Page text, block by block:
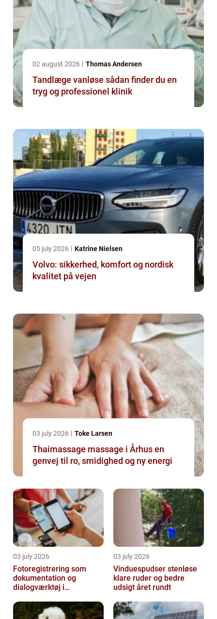
02 august 2026 Thomas Andersen
Tandlæge vanløse sådan finder du en
tryg og professionel klinik
05 july 2026 Katrine Nielsen
Volvo: sikkerhed, komfort og nordisk
kvalitet på vejen
03 july 2026 Toke Larsen
Thaimassage massage i Århus en
genvej til ro, smidighed og ny energi
03 july 2026
Fotoregistrering som
dokumentation og
dialogværktøj i
03 july 2026
Vinduespudser stenløse
klare ruder og bedre
udsigt året rundt